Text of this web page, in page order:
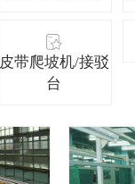
皮带爬坡机/接驳
台